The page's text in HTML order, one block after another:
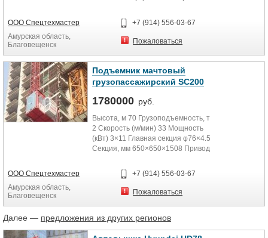
Высота...
ООО Спецтехмастер
Амурская область,
Благовещенск
+7 (914) 556-03-67
Пожаловаться
Подъемник мачтовый
грузопассажирский SC200
1780000 руб.
Высота, м 70 Грузоподъемность, т
2 Скорость (м/мин) 33 Мощность
(кВт) 3×11 Главная секция φ76×4.5
Секция, мм 650×650×1508 Привод
ООО Спецтехмастер
Амурская область,
Благовещенск
+7 (914) 556-03-67
Пожаловаться
Далее — предложения из других регионов